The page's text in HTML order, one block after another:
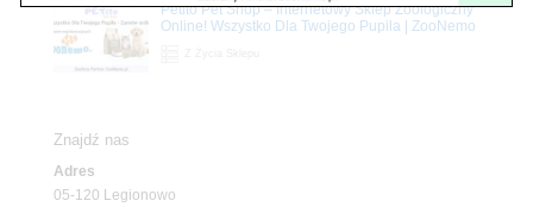
Petito Pet Shop – Internetowy Sklep Zoologiczny
Online! Wszystko Dla Twojego Pupila | ZooNemo
Znajdź nas
Adres
05-120 Legionowo